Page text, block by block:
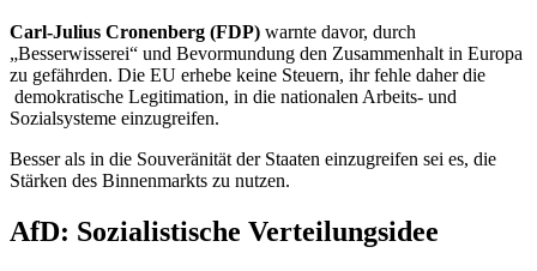
Carl-Julius Cronenberg (FDP) warnte davor, durch
„Besserwisserei“ und Bevormundung den Zusammenhalt in Europa
zu gefährden. Die EU erhebe keine Steuern, ihr fehle daher die
demokratische Legitimation, in die nationalen Arbeits- und
Sozialsysteme einzugreifen.
Besser als in die Souveränität der Staaten einzugreifen sei es, die
Stärken des Binnenmarkts zu nutzen.
AfD: Sozialistische Verteilungsidee